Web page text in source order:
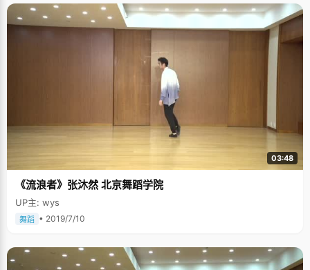
03:48
《流浪者》张沐然 北京舞蹈学院
UP主: wys
舞蹈 • 2019/7/10